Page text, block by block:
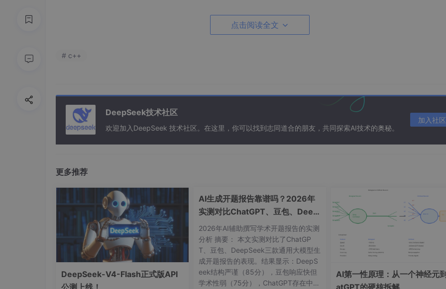
变量值：
再添加一个：
CODEX_SQLITE_HOME
变量值：
确定保存
点击阅读全文
# c++
DeepSeek技术社区
欢迎加入DeepSeek 技术社区。在这里，你可以找到志同道合的朋友，共同探索AI技术的奥秘。
加入社区
更多推荐
DeepSeek-V4-Flash正式版API
公测上线！
AI生成开题报告靠谱吗？2026年
实测对比ChatGPT、豆包、Deep
Seek质量差距
2026年AI辅助撰写学术开题报告的实测
分析 摘要： 本文实测对比了ChatGP
T、豆包、DeepSeek三款通用大模型生
成开题报告的表现。结果显示：DeepS
eek结构严谨（85分），豆包响应快但
学术性弱（75分），ChatGPT存在中文
AI第一性原理：从一个神经元
atGPT的硬核拆解